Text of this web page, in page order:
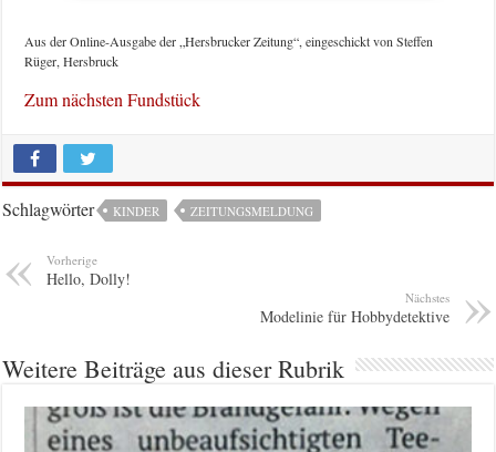
Aus der Online-Ausgabe der „Hersbrucker Zeitung“, eingeschickt von Steffen
Rüger, Hersbruck
Zum nächsten Fundstück
Schlagwörter KINDER ZEITUNGSMELDUNG
Vorherige
Hello, Dolly!
Nächstes
Modelinie für Hobbydetektive
Weitere Beiträge aus dieser Rubrik